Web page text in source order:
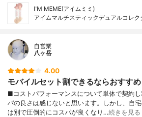
I'M MEME(アイムミミ)
アイムマルチスティックデュアルコレク
自営業
八ヶ岳
4.00
モバイルセット割できるならおすすめ
■コストパフォーマンスについて単体で契約
パの良さは感じないと思います。しかし、自
は別で圧倒的にコスパが良くなり…続きを見る